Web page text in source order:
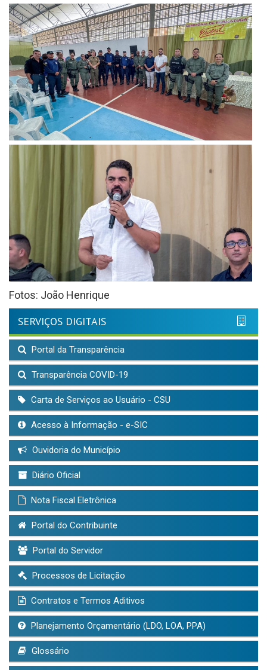
Fotos: João Henrique
SERVIÇOS DIGITAIS
Portal da Transparência
Transparência COVID-19
Carta de Serviços ao Usuário - CSU
Acesso à Informação - e-SIC
Ouvidoria do Município
Diário Oficial
Nota Fiscal Eletrônica
Portal do Contribuinte
Portal do Servidor
Processos de Licitação
Contratos e Termos Aditivos
Planejamento Orçamentário (LDO, LOA, PPA)
Glossário